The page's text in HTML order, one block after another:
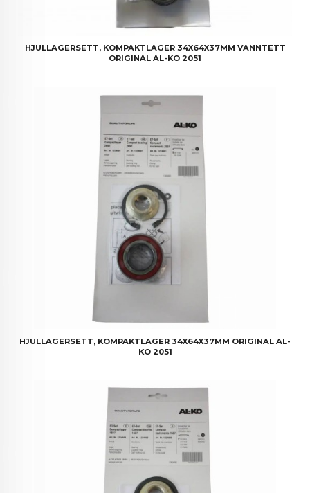
HJULLAGERSETT, KOMPAKTLAGER 34X64X37MM VANNTETT
ORIGINAL AL-KO 2051
HJULLAGERSETT, KOMPAKTLAGER 34X64X37MM ORIGINAL AL-
KO 2051